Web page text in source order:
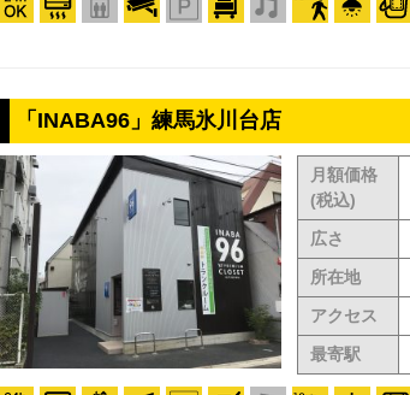
「INABA96」練馬氷川台店
月額価格
(税込)
広さ
所在地
アクセス
最寄駅